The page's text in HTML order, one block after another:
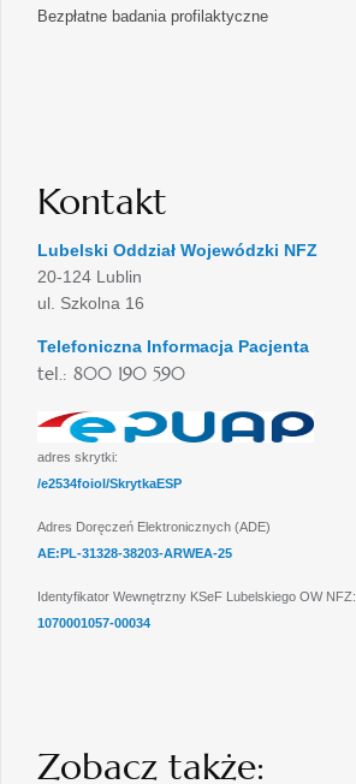
Bezpłatne badania profilaktyczne
Kontakt
Lubelski Oddział Wojewódzki NFZ
20-124 Lublin
ul. Szkolna 16
Telefoniczna Informacja Pacjenta
tel.: 800 190 590
adres skrytki:
/e2534foiol/SkrytkaESP
Adres Doręczeń Elektronicznych (ADE)
AE:PL-31328-38203-ARWEA-25
Identyfikator Wewnętrzny KSeF Lubelskiego OW NFZ:
1070001057-00034
Zobacz także: